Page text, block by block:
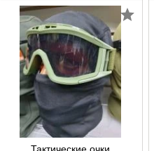
Тактические очки